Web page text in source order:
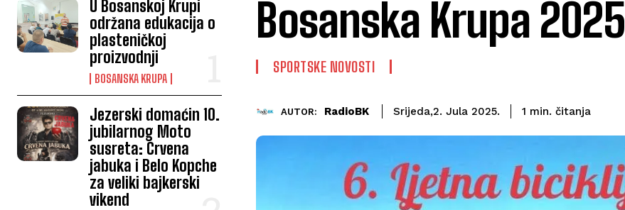
U Bosanskoj Krupi
održana edukacija o
plasteničkoj
proizvodnji
BOSANSKA KRUPA
Jezerski domaćin 10.
jubilarnog Moto
susreta: Crvena
jabuka i Belo Kopche
za veliki bajkerski
vikend
Bosanska Krupa 2025
SPORTSKE NOVOSTI
AUTOR: RadioBK Srijeda,2. Jula 2025. 1 min. čitanja